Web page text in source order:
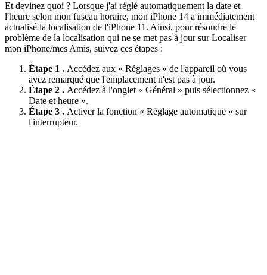
Et devinez quoi ? Lorsque j'ai réglé automatiquement la date et
l'heure selon mon fuseau horaire, mon iPhone 14 a immédiatement
actualisé la localisation de l'iPhone 11. Ainsi, pour résoudre le
problème de la localisation qui ne se met pas à jour sur Localiser
mon iPhone/mes Amis, suivez ces étapes :
Étape 1 . Accédez aux « Réglages » de l'appareil où vous
avez remarqué que l'emplacement n'est pas à jour.
Étape 2 . Accédez à l'onglet « Général » puis sélectionnez «
Date et heure ».
Étape 3 . Activer la fonction « Réglage automatique » sur
l'interrupteur.